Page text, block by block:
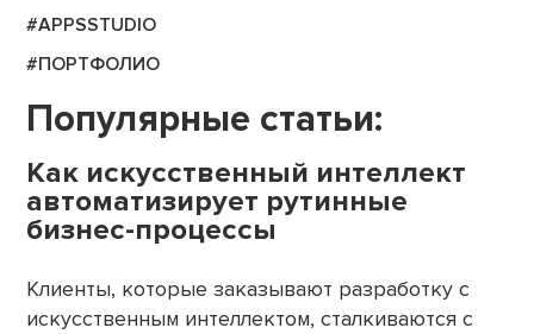
#APPSSTUDIO
#ПОРТФОЛИО
Популярные статьи:
Как искусственный интеллект
автоматизирует рутинные
бизнес-процессы
Клиенты, которые заказывают разработку с
искусственным интеллектом, сталкиваются с